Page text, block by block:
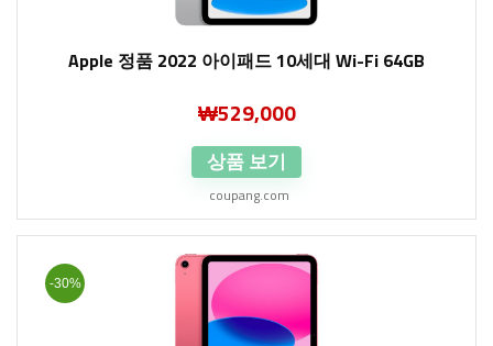
Apple 정품 2022 아이패드 10세대 Wi-Fi 64GB
₩529,000
상품 보기
coupang.com
-30%